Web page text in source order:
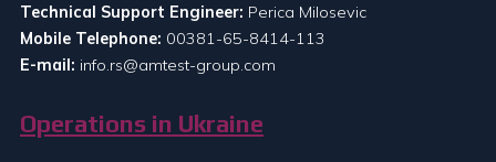
Technical Support Engineer: Perica Milosevic
Mobile Telephone: 00381-65-8414-113
E-mail: info.rs@amtest-group.com
Operations in Ukraine